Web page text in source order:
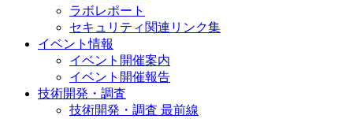
ラボレポート
セキュリティ関連リンク集
イベント情報
イベント開催案内
イベント開催報告
技術開発・調査
技術開発・調査 最前線